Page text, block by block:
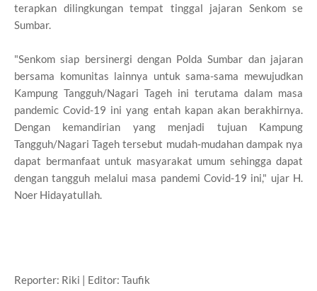
terapkan dilingkungan tempat tinggal jajaran Senkom se
Sumbar.
"Senkom siap bersinergi dengan Polda Sumbar dan jajaran
bersama komunitas lainnya untuk sama-sama mewujudkan
Kampung Tangguh/Nagari Tageh ini terutama dalam masa
pandemic Covid-19 ini yang entah kapan akan berakhirnya.
Dengan kemandirian yang menjadi tujuan Kampung
Tangguh/Nagari Tageh tersebut mudah-mudahan dampak nya
dapat bermanfaat untuk masyarakat umum sehingga dapat
dengan tangguh melalui masa pandemi Covid-19 ini," ujar H.
Noer Hidayatullah.
Reporter: Riki | Editor: Taufik